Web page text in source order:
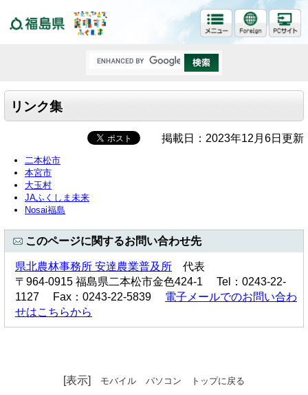
リンク集
掲載日：2023年12月6日更新
二本松市
本宮市
大玉村
JAふくしま未来
Nosai福島
このページに関するお問い合わせ先
県北農林事務所 安達農業普及所 代表
〒964-0915 福島県二本松市金色424-1 Tel：0243-22-
1127 Fax：0243-22-5839 電子メールでのお問い合わ
せはこちらから
[表示] モバイル パソコン トップに戻る